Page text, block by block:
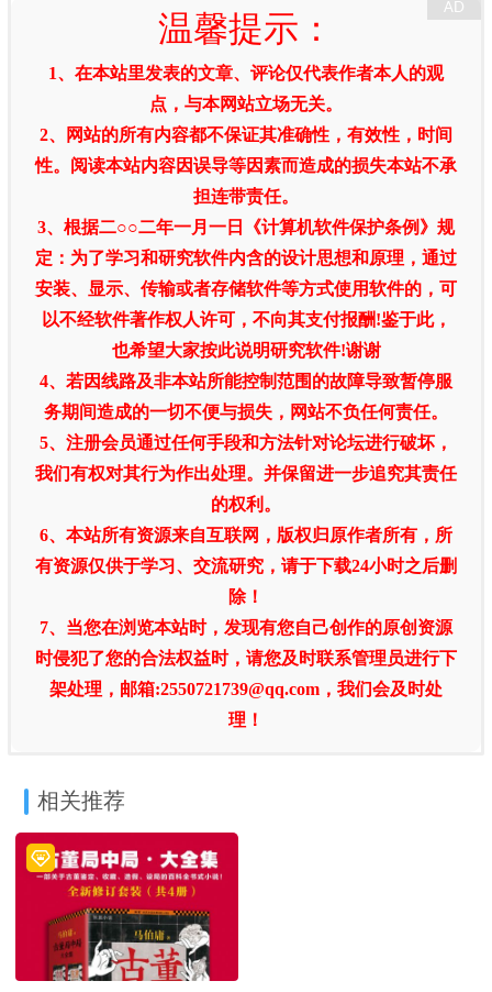
温馨提示：
1、在本站里发表的文章、评论仅代表作者本人的观
点，与本网站立场无关。
2、网站的所有内容都不保证其准确性，有效性，时间
性。阅读本站内容因误导等因素而造成的损失本站不承
担连带责任。
3、根据二○○二年一月一日《计算机软件保护条例》规
定：为了学习和研究软件内含的设计思想和原理，通过
安装、显示、传输或者存储软件等方式使用软件的，可
以不经软件著作权人许可，不向其支付报酬!鉴于此，
也希望大家按此说明研究软件!谢谢
4、若因线路及非本站所能控制范围的故障导致暂停服
务期间造成的一切不便与损失，网站不负任何责任。
5、注册会员通过任何手段和方法针对论坛进行破坏，
我们有权对其行为作出处理。并保留进一步追究其责任
的权利。
6、本站所有资源来自互联网，版权归原作者所有，所
有资源仅供于学习、交流研究，请于下载24小时之后删
除！
7、当您在浏览本站时，发现有您自己创作的原创资源
时侵犯了您的合法权益时，请您及时联系管理员进行下
架处理，邮箱:2550721739@qq.com，我们会及时处
理！
相关推荐